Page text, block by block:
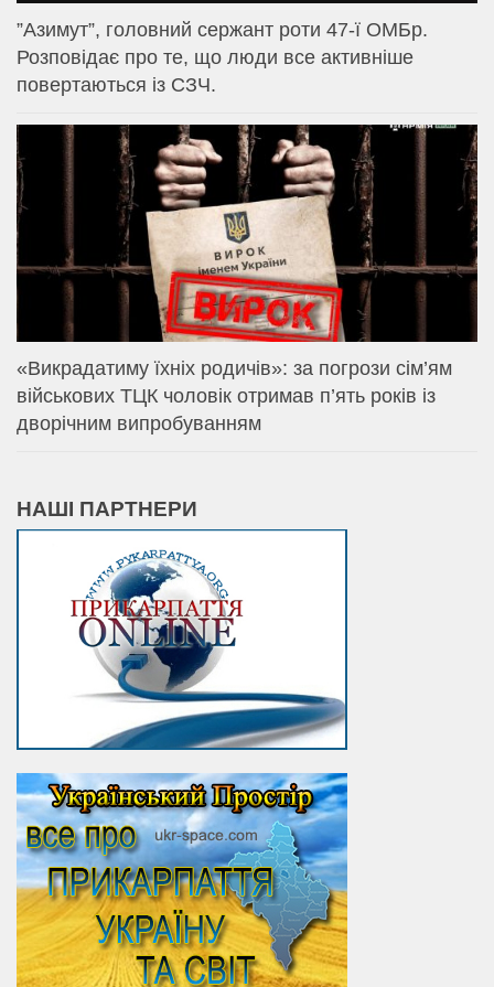
⁨”Азимут”, головний сержант роти 47-ї ОМБр.
Розповідає про те, що люди все активніше
повертаються із СЗЧ.
«Викрадатиму їхніх родичів»: за погрози сім’ям
військових ТЦК чоловік отримав п’ять років із
дворічним випробуванням
НАШІ ПАРТНЕРИ